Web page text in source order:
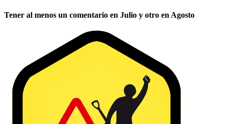
Tener al menos un comentario en Julio y otro en Agosto